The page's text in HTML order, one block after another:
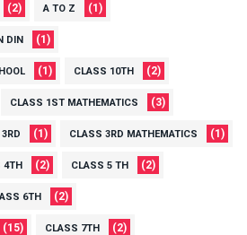
(2) A TO Z (1)
DIN (1)
(1) CLASS 10TH (2)
CLASS 1ST MATHEMATICS (3)
(1) CLASS 3RD MATHEMATICS (1)
4TH (2) CLASS 5 TH (2)
6TH (2)
(15) CLASS 7TH (2)